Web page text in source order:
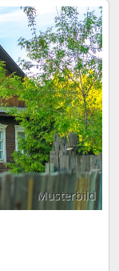
Musterbild